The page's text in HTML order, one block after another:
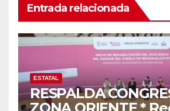
Entrada relacionada
ESTATAL
RESPALDA